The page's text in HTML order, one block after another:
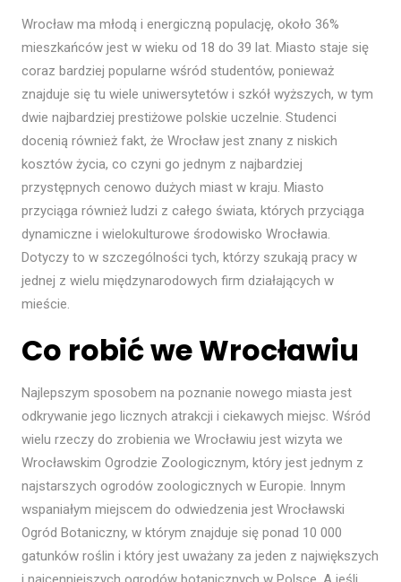
Wrocław ma młodą i energiczną populację, około 36%
mieszkańców jest w wieku od 18 do 39 lat. Miasto staje się
coraz bardziej popularne wśród studentów, ponieważ
znajduje się tu wiele uniwersytetów i szkół wyższych, w tym
dwie najbardziej prestiżowe polskie uczelnie. Studenci
docenią również fakt, że Wrocław jest znany z niskich
kosztów życia, co czyni go jednym z najbardziej
przystępnych cenowo dużych miast w kraju. Miasto
przyciąga również ludzi z całego świata, których przyciąga
dynamiczne i wielokulturowe środowisko Wrocławia.
Dotyczy to w szczególności tych, którzy szukają pracy w
jednej z wielu międzynarodowych firm działających w
mieście.
Co robić we Wrocławiu
Najlepszym sposobem na poznanie nowego miasta jest
odkrywanie jego licznych atrakcji i ciekawych miejsc. Wśród
wielu rzeczy do zrobienia we Wrocławiu jest wizyta we
Wrocławskim Ogrodzie Zoologicznym, który jest jednym z
najstarszych ogrodów zoologicznych w Europie. Innym
wspaniałym miejscem do odwiedzenia jest Wrocławski
Ogród Botaniczny, w którym znajduje się ponad 10 000
gatunków roślin i który jest uważany za jeden z największych